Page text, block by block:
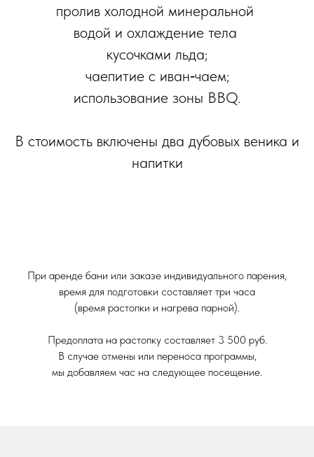
пролив холодной минеральной
водой и охлаждение тела
кусочками льда;
чаепитие с иван‑чаем;
использование зоны BBQ.
В стоимость включены два дубовых веника и
напитки
При аренде бани или заказе индивидуального парения,
время для подготовки составляет три часа
(время растопки и нагрева парной).
Предоплата на растопку составляет 3 500 руб.
В случае отмены или переноса программы,
мы добавляем час на следующее посещение.